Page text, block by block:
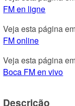
FM en ligne
Veja esta página
FM online
Veja esta página
Boca FM en vivo
Descrição